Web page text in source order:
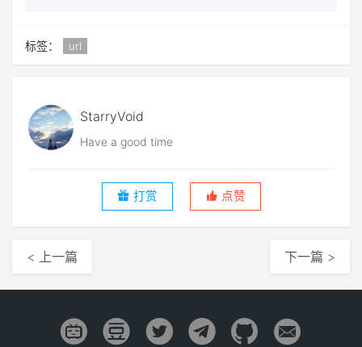
标签： url
StarryVoid
Have a good time
打赏 点赞
< 上一篇 下一篇 >